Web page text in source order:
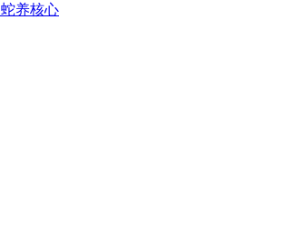
养核心